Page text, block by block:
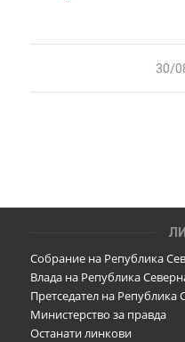
30//
Собрание на Република
Влада на Република
Претседател на Република
Министерство за правда
Останати линкови